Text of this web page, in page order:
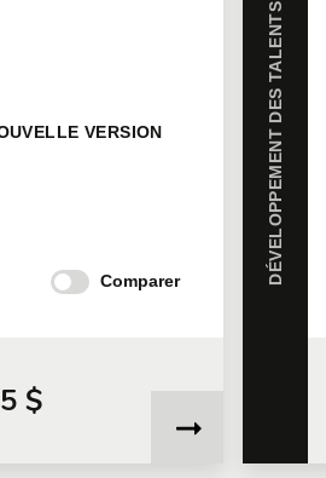
VERSION
Comparer
$
DÉVELOPPEMENT DES TALENTS